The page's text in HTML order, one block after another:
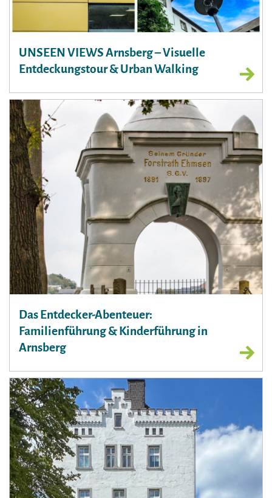
UNSEEN VIEWS Arnsberg – Visuelle
Entdeckungstour & Urban Walking
Das Entdecker-Abenteuer:
Familienführung & Kinderführung in
Arnsberg